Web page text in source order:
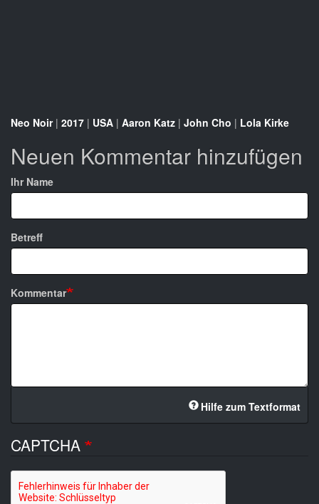
Neo Noir| 2017 | USA | Aaron Katz | John Cho | Lola Kirke
Neuen Kommentar hinzufügen
Ihr Name
Betreff
Kommentar
Hilfe zum Textformat
CAPTCHA